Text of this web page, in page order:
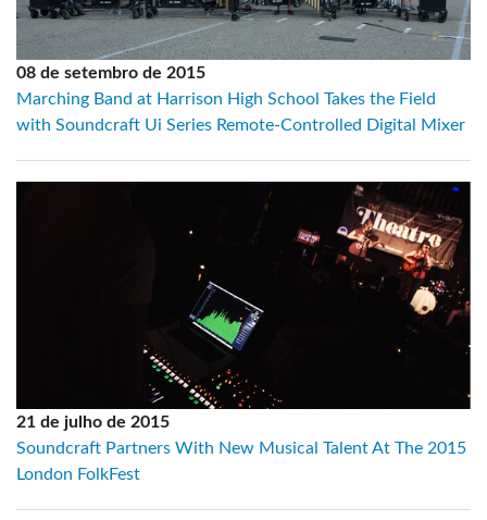
08 de setembro de 2015
Marching Band at Harrison High School Takes the Field
with Soundcraft Ui Series Remote-Controlled Digital Mixer
21 de julho de 2015
Soundcraft Partners With New Musical Talent At The 2015
London FolkFest